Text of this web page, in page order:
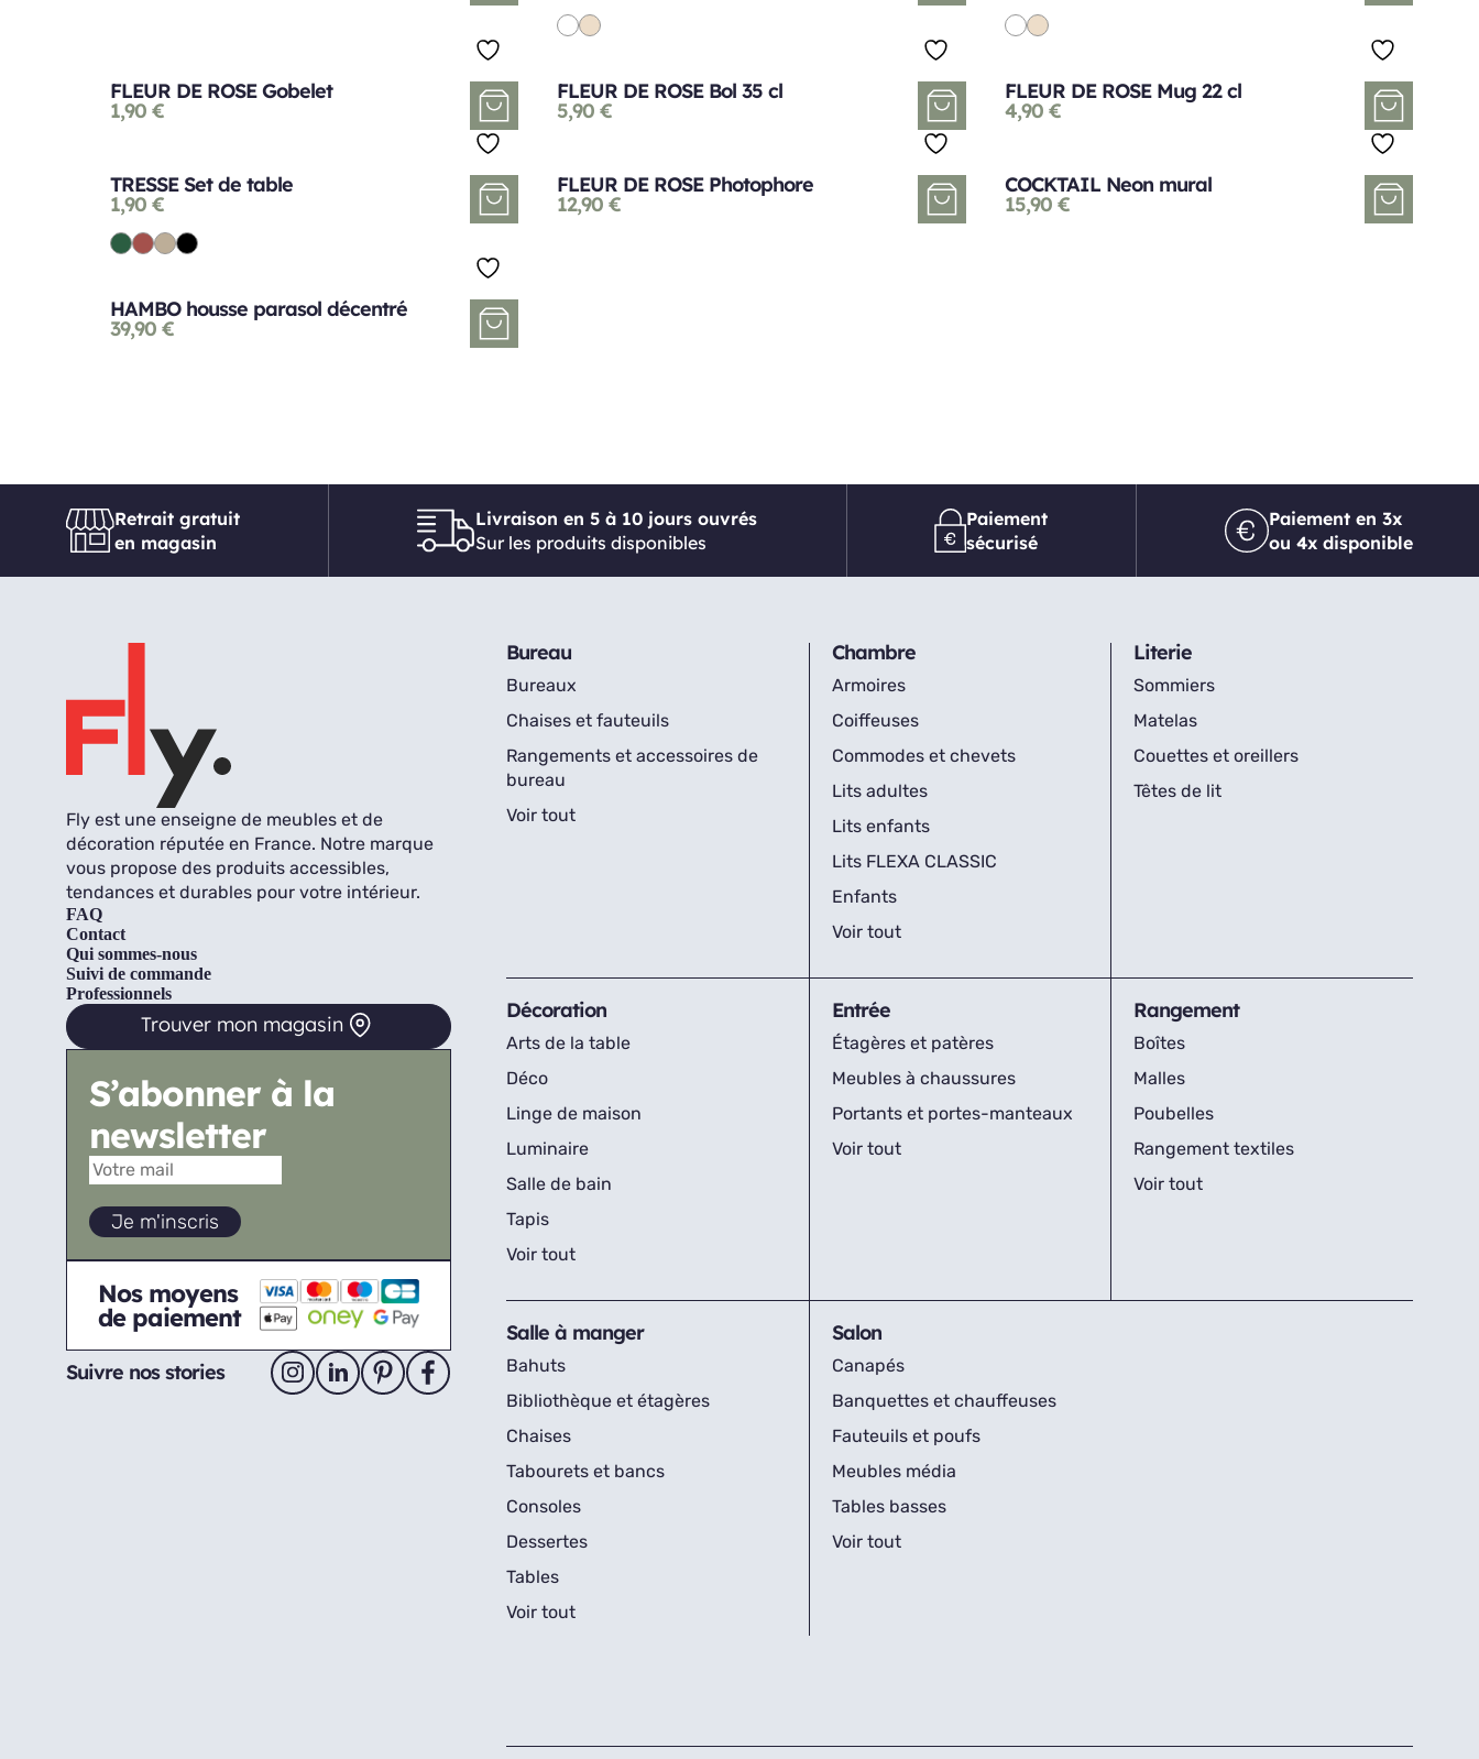
FLEUR DE ROSE Gobelet
1,90 €
FLEUR DE ROSE Bol 35 cl
5,90€
FLEUR DE ROSE Mug 22 cl
4,90 €
TRESSE Set de table
1,90 €
FLEUR DE ROSE Photophore
12,90€
COCKTAIL Neon mural
15,90 €
HAMBO housse parasol décentré
39,90 €
Retrait gratuit
en magasin
Livraison en 5 à 10 jours ouvrés
Sur les produits disponibles
Paiement
sécurisé
Paiement en 3x
ou 4x disponible
Fly est une enseigne de meubles et de
décoration réputée en France. Notre marque
vous propose des produits accessibles,
tendances et durables pour votre intérieur.
FAQ
Contact
Qui sommes-nous
Suivi de commande
Professionnels
Trouver mon magasin
S’abonner à la
newsletter
Nos moyens
de paiement
Suivre nos stories
Bureau
Bureaux
Chaises et fauteuils
Rangements et accessoires de
bureau
Voir tout
Chambre
Armoires
Coiffeuses
Commodes et chevets
Lits adultes
Lits enfants
Lits FLEXA CLASSIC
Enfants
Voir tout
Literie
Sommiers
Matelas
Couettes et oreillers
Têtes de lit
Décoration
Arts de la table
Déco
Linge de maison
Luminaire
Salle de bain
Tapis
Voir tout
Entrée
Étagères et patères
Meubles à chaussures
Portants et portes-manteaux
Voir tout
Rangement
Boîtes
Malles
Poubelles
Rangement textiles
Voir tout
Salle à manger
Bahuts
Bibliothèque et étagères
Chaises
Tabourets et bancs
Consoles
Dessertes
Tables
Voir tout
Salon
Canapés
Banquettes et chauffeuses
Fauteuils et poufs
Meubles média
Tables basses
Voir tout